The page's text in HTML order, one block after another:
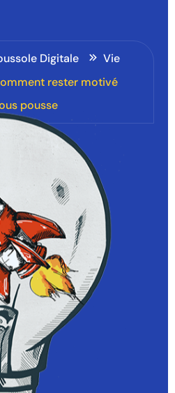
Digitale
Vie
rester motivé
pousse